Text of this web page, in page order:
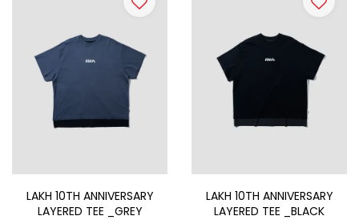
LAKH 10TH ANNIVERSARY
LAYERED TEE _GREY
LAKH 10TH ANNIVERSARY
LAYERED TEE _BLACK